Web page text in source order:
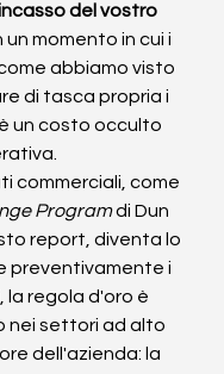
del vostro
un momento in cui i
abbiamo visto
di tasca propria i
un costo occulto
commerciali, come
Program di Dun
report, diventa lo
preventivamente i
la regola d'oro è
nei settori ad alto
dell'azienda: la